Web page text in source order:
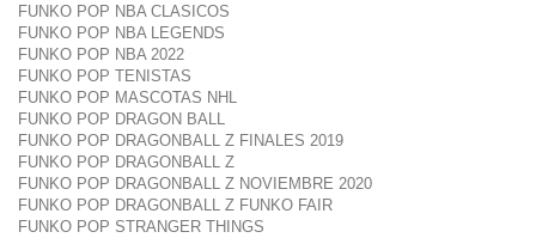
FUNKO POP NBA CLASICOS
FUNKO POP NBA LEGENDS
FUNKO POP NBA 2022
FUNKO POP TENISTAS
FUNKO POP MASCOTAS NHL
FUNKO POP DRAGON BALL
FUNKO POP DRAGONBALL Z FINALES 2019
FUNKO POP DRAGONBALL Z
FUNKO POP DRAGONBALL Z NOVIEMBRE 2020
FUNKO POP DRAGONBALL Z FUNKO FAIR
FUNKO POP STRANGER THINGS